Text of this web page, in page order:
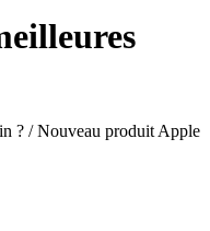
? / Nouveau produit Apple